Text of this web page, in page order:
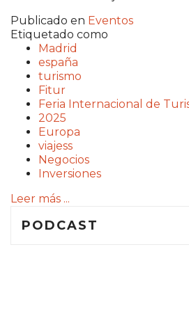
Publicado en Eventos
Etiquetado como
Madrid
españa
turismo
Fitur
Feria Internacional de
2025
Europa
viajess
Negocios
Inversiones
Leer más ...
PODCAST